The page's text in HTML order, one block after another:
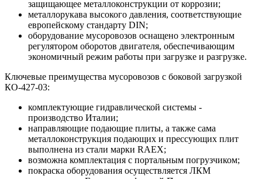
защищающее металлоконструкции от коррозии;
металлорукава высокого давления, соответствующие
европейскому стандарту DIN;
оборудование мусоровозов оснащено электронным
регулятором оборотов двигателя, обеспечивающим
экономичный режим работы при загрузке и разгрузке.
Ключевые преимущества мусоровозов с боковой загрузкой
КО-427-03:
комплектующие гидравлической системы -
производство Италии;
направляющие подающие плиты, а также сама
металлоконструкция подающих и прессующих плит
выполнена из стали марки RAEX;
возможна комплектация с портальным погрузчиком;
покраска оборудования осуществляется ЛКМ